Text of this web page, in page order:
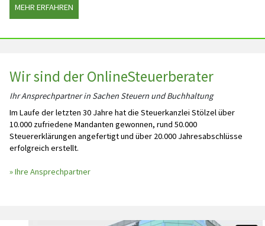
MEHR ERFAHREN
Wir sind der OnlineSteuerberater
Ihr Ansprechpartner in Sachen Steuern und Buchhaltung
Im Laufe der letzten 30 Jahre hat die Steuerkanzlei Stölzel über
10.000 zufriedene Mandanten gewonnen, rund 50.000
Steuererklärungen angefertigt und über 20.000 Jahresabschlüsse
erfolgreich erstellt.
» Ihre Ansprechpartner